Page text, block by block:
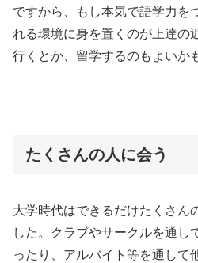
ですから、もし本気で語学力を
れる環境に身を置くのが上達の
行くとか、留学するのもよいか
たくさんの人に会う
大学時代はできるだけたくさん
した。クラブやサークルを通し
ったり、アルバイト等を通して